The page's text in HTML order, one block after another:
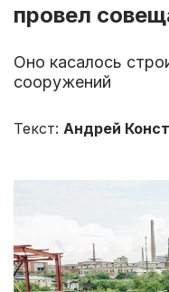
провел
Оно касалось
сооружений
Текст: Андрей